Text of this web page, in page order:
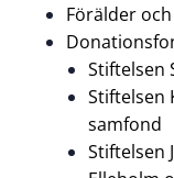
Förälder
Stiftelsen
Stiftelsen
samfond
Stiftelsen